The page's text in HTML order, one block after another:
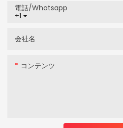
+1
電話/whatsapp
会社名
コンテンツ